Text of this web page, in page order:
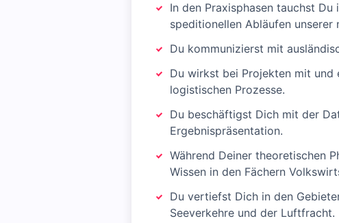
In den Praxisphasen tauchst
speditionellen Abläufen
Du kommunizierst mit
Du wirkst bei Projekten mit und
logistischen Prozesse.
Du beschäftigst Dich mit der
Ergebnispräsentation.
Während Deiner theoretischen
Wissen in den Fächern
Du vertiefst Dich in den
Seeverkehre und der Luftfracht.